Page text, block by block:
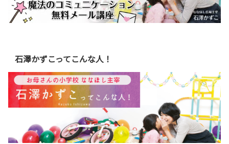
石澤かずこってこんな人！